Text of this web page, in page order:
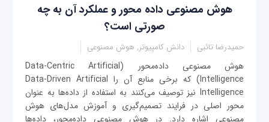
هوش مصنوعی داده محور و عملکرد آن به چه
صورتی است؟
حمیدرضا تائبی دانش کامپیوتر, هوش مصنوعی
هوش مصنوعی داده‌محور (Data-Centric Artificial
Intelligence) که برخی منابع آن‌ را Data-Driven Artificial
Intelligence نیز توصیف می‌کنند به استفاده از داده‌ها به عنوان
محور اصلی در فرایند تصمیم‌گیری و آموزش مدل‌های هوش
مصنوعی اشاره دارد. در هوش مصنوعی داده‌محور، داده‌ها